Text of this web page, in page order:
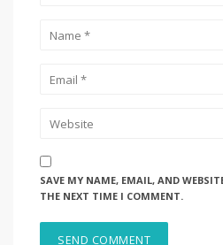
SAVE MY NAME, EMAIL, AND
THE NEXT TIME I COMMENT.